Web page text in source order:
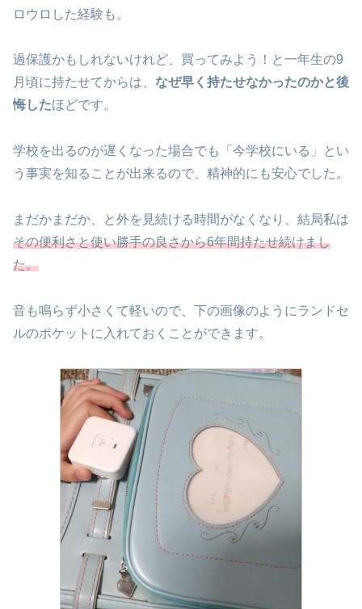
ロウロした経験も。
過保護かもしれないけれど、買ってみよう！と一年生の9
月頃に持たせてからは、 なぜ早く持たせなかったのかと後
悔したほどです。
学校を出るのが遅くなった場合でも「今学校にいる」とい
う事実を知ることが出来るので、精神的にも安心でした。
まだかまだか、と外を見続ける時間がなくなり、結局私は
その便利さと使い勝手の良さから6年間持たせ続けまし
た。
音も鳴らず小さくて軽いので、下の画像のようにランドセ
ルのポケットに入れておくことができます。